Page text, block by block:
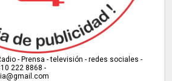
- Prensa - televisión - redes sociales -
222 8868 -